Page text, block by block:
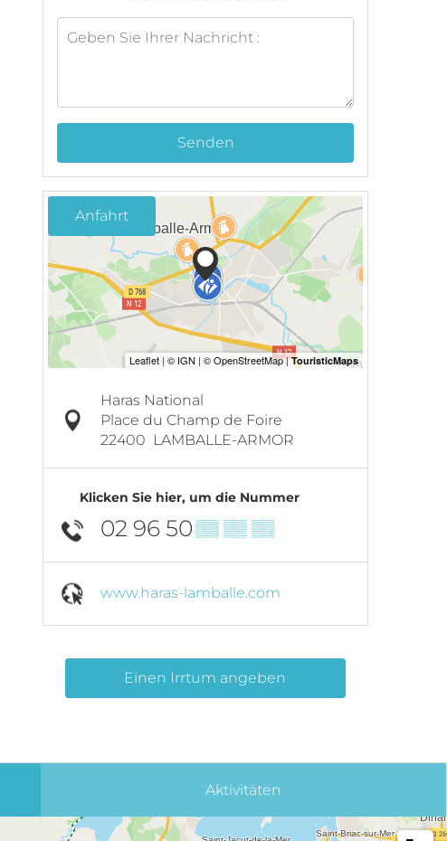
Senden
Anfahrt
Haras National
Place du Champ de Foire
22400 LAMBALLE-ARMOR
Klicken Sie hier, um die Nummer
02 96 50▒▒ ▒▒ ▒▒
www.haras-lamballe.com
Einen Irrtum angeben
Aktivitäten